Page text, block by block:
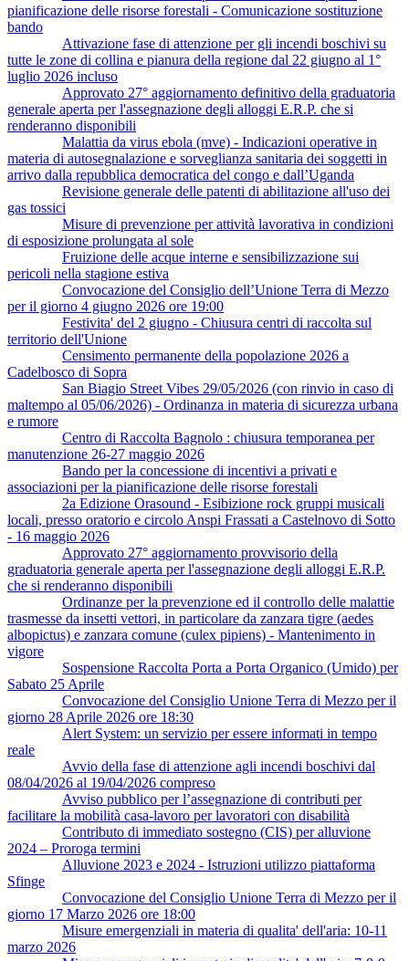
pianificazione delle risorse forestali - Comunicazione sostituzione
bando
Attivazione fase di attenzione per gli incendi boschivi su
tutte le zone di collina e pianura della regione dal 22 giugno al 1°
luglio 2026 incluso
Approvato 27° aggiornamento definitivo della graduatoria
generale aperta per l'assegnazione degli alloggi E.R.P. che si
renderanno disponibili
Malattia da virus ebola (mve) - Indicazioni operative in
materia di autosegnalazione e sorveglianza sanitaria dei soggetti in
arrivo dalla repubblica democratica del congo e dall’Uganda
Revisione generale delle patenti di abilitazione all'uso dei
gas tossici
Misure di prevenzione per attività lavorativa in condizioni
di esposizione prolungata al sole
Fruizione delle acque interne e sensibilizzazione sui
pericoli nella stagione estiva
Convocazione del Consiglio dell’Unione Terra di Mezzo
per il giorno 4 giugno 2026 ore 19:00
Festivita' del 2 giugno - Chiusura centri di raccolta sul
territorio dell'Unione
Censimento permanente della popolazione 2026 a
Cadelbosco di Sopra
San Biagio Street Vibes 29/05/2026 (con rinvio in caso di
maltempo al 05/06/2026) - Ordinanza in materia di sicurezza urbana
e rumore
Centro di Raccolta Bagnolo : chiusura temporanea per
manutenzione 26-27 maggio 2026
Bando per la concessione di incentivi a privati e
associazioni per la pianificazione delle risorse forestali
2a Edizione Orasound - Esibizione rock gruppi musicali
locali, presso oratorio e circolo Anspi Frassati a Castelnovo di Sotto
- 16 maggio 2026
Approvato 27° aggiornamento provvisorio della
graduatoria generale aperta per l'assegnazione degli alloggi E.R.P.
che si renderanno disponibili
Ordinanze per la prevenzione ed il controllo delle malattie
trasmesse da insetti vettori, in particolare da zanzara tigre (aedes
albopictus) e zanzara comune (culex pipiens) - Mantenimento in
vigore
Sospensione Raccolta Porta a Porta Organico (Umido) per
Sabato 25 Aprile
Convocazione del Consiglio Unione Terra di Mezzo per il
giorno 28 Aprile 2026 ore 18:30
Alert System: un servizio per essere informati in tempo
reale
Avvio della fase di attenzione agli incendi boschivi dal
08/04/2026 al 19/04/2026 compreso
Avviso pubblico per l’assegnazione di contributi per
facilitare la mobilità casa-lavoro per lavoratori con disabilità
Contributo di immediato sostegno (CIS) per alluvione
2024 – Proroga termini
Alluvione 2023 e 2024 - Istruzioni utilizzo piattaforma
Sfinge
Convocazione del Consiglio Unione Terra di Mezzo per il
giorno 17 Marzo 2026 ore 18:00
Misure emergenziali in materia di qualita' dell'aria: 10-11
marzo 2026